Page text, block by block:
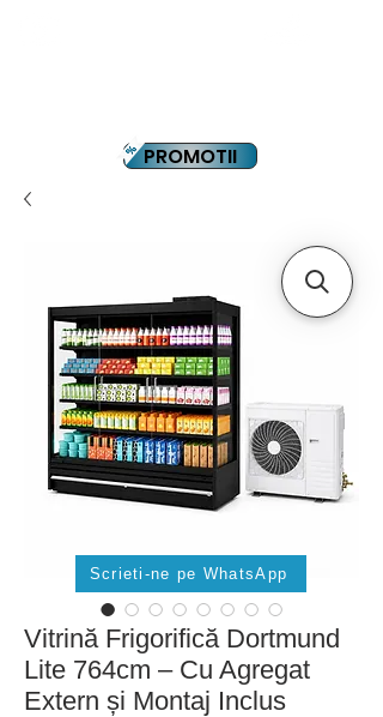
PROMOTII
Vitrină Frigorifică Dortmund
Lite 764cm – Cu Agregat
Extern și Montaj Inclus
Scrieti-ne pe WhatsApp